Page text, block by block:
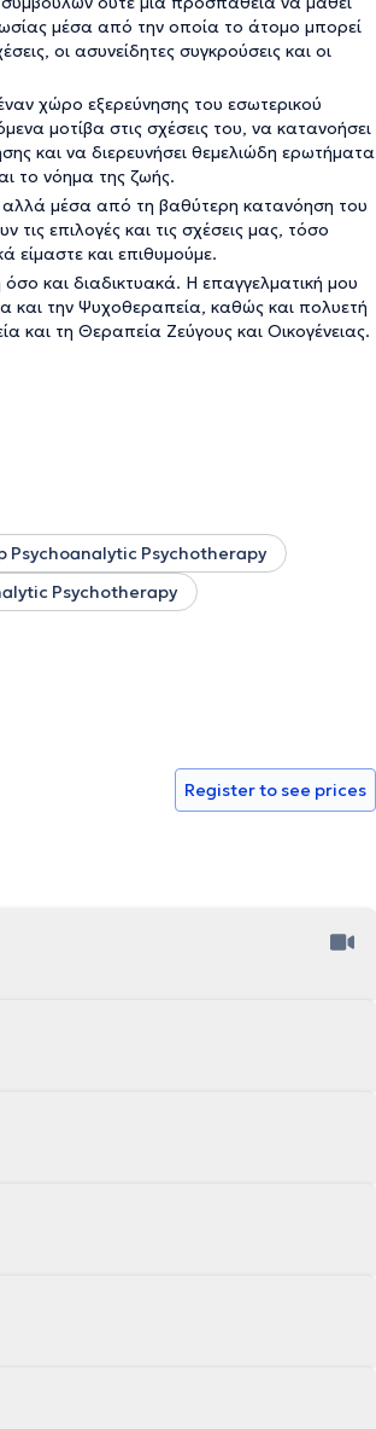
μέσα από την οποία το άτομο μπορεί
οι ασυνείδητες συγκρούσεις και οι
χώρο εξερεύνησης του εσωτερικού
μοτίβα στις σχέσεις του, να κατανοήσει
και να διερευνήσει θεμελιώδη ερωτήματα
το νόημα της ζωής.
αλλά μέσα από τη βαθύτερη κατανόηση του
επιλογές και τις σχέσεις μας, τόσο
και επιθυμούμε.
όσο και διαδικτυακά. Η επαγγελματική μου
και την Ψυχοθεραπεία, καθώς και πολυετή
και τη Θεραπεία Ζεύγους και Οικογένειας.
Psychoanalytic Psychotherapy
Psychotherapy
Register to see prices